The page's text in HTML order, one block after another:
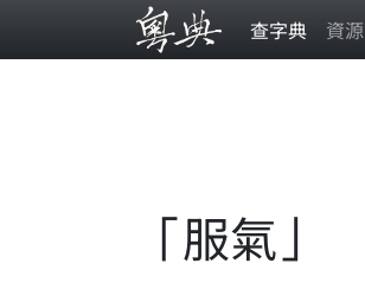
查字典 資源
「服氣」